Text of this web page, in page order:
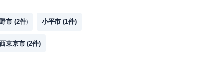
市 (2件) 小平市 (1件)
西東京市 (2件)